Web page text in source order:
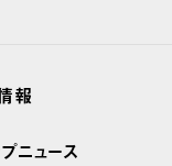
報
ニュース